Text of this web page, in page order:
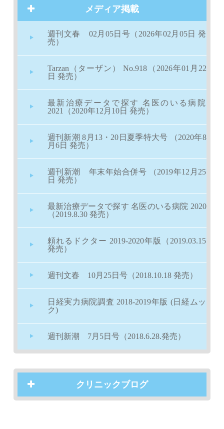
メディア掲載
週刊文春 02月05日号（2026年02月05日 発
売）
Tarzan（ターザン） No.918（2026年01月22
日 発売）
最新治療データで探す 名医のいる病院
2021（2020年12月10日 発売）
週刊新潮 8月13・20日夏季特大号 （2020年8
月6日 発売）
週刊新潮 年末年始合併号 （2019年12月25
日 発売）
最新治療データで探す 名医のいる病院 2020
（2019.8.30 発売）
頼れるドクター 2019-2020年版（2019.03.15
発売）
週刊文春 10月25日号（2018.10.18 発売）
日経実力病院調査 2018-2019年版 (日経ムッ
ク)
週刊新潮 7月5日号（2018.6.28.発売）
クリニックブログ